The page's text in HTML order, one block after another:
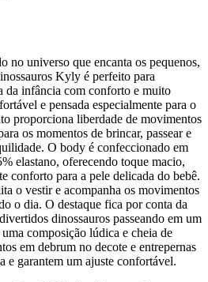
no universo que encanta os pequenos,
Kyly é perfeito para
da infância com conforto e muito
e pensada especialmente para o
proporciona liberdade de movimentos
os momentos de brincar, passear e
O body é confeccionado em
elastano, oferecendo toque macio,
conforto para a pele delicada do bebê.
o vestir e acompanha os movimentos
o dia. O destaque fica por conta da
dinossauros passeando em um
composição lúdica e cheia de
em debrum no decote e entrepernas
e garantem um ajuste confortável.